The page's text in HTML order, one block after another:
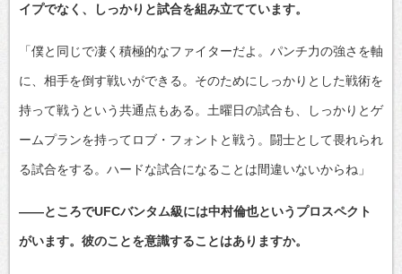
イプでなく、しっかりと試合を組み立てています。
「僕と同じで凄く積極的なファイターだよ。パンチ力の強さを軸
に、相手を倒す戦いができる。そのためにしっかりとした戦術を
持って戦うという共通点もある。土曜日の試合も、しっかりとゲ
ームプランを持ってロブ・フォントと戦う。闘士として畏れられ
る試合をする。ハードな試合になることは間違いないからね」
――ところでUFCバンタム級には中村倫也というプロスペクト
がいます。彼のことを意識することはありますか。